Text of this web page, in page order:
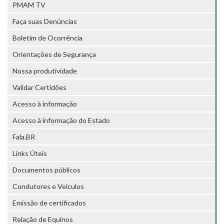
PMAM TV
Faça suas Denúncias
Boletim de Ocorrência
Orientações de Segurança
Nossa produtividade
Validar Certidões
Acesso à informação
Acesso à informação do Estado
Fala.BR
Links Úteis
Documentos públicos
Condutores e Veículos
Emissão de certificados
Relação de Equinos